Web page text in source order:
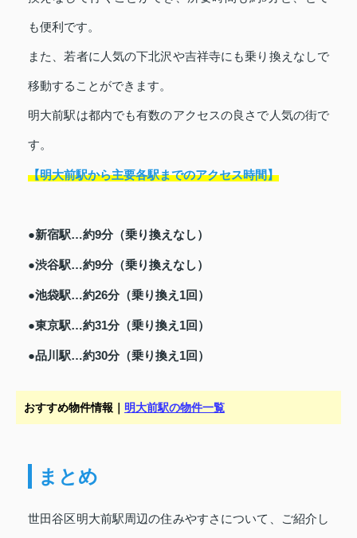
も便利です。
また、若者に人気の下北沢や吉祥寺にも乗り換えなしで
移動することができます。
明大前駅は都内でも有数のアクセスの良さで人気の街で
す。
【明大前駅から主要各駅までのアクセス時間】
●新宿駅…約9分（乗り換えなし）
●渋谷駅…約9分（乗り換えなし）
●池袋駅…約26分（乗り換え1回）
●東京駅…約31分（乗り換え1回）
●品川駅…約30分（乗り換え1回）
おすすめ物件情報｜ 明大前駅の物件一覧
まとめ
世田谷区明大前駅周辺の住みやすさについて、ご紹介し